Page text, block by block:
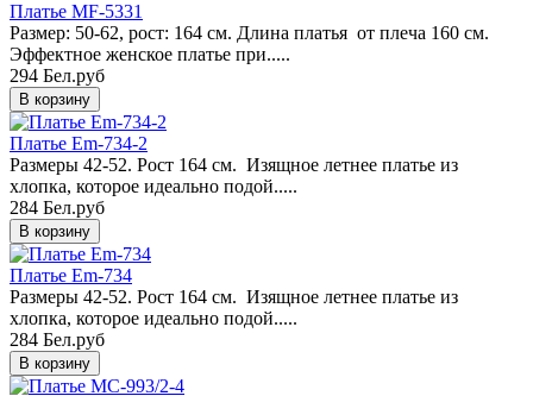
Платье MF-5331
Размер: 50-62, рост: 164 см. Длина платья от плеча 160 см.
Эффектное женское платье при.....
294 Бел.руб
Платье Em-734-2
Размеры 42-52. Рост 164 см. Изящное летнее платье из
хлопка, которое идеально подой.....
284 Бел.руб
Платье Em-734
Размеры 42-52. Рост 164 см. Изящное летнее платье из
хлопка, которое идеально подой.....
284 Бел.руб